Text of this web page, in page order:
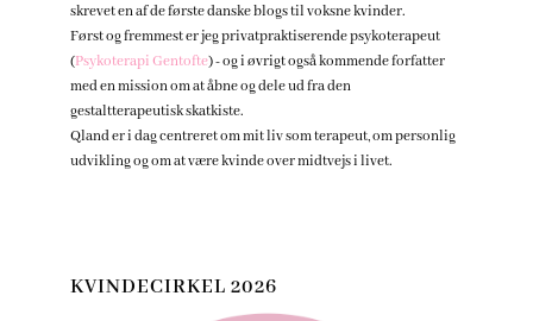
skrevet en af de første danske blogs til voksne kvinder.
Først og fremmest er jeg privatpraktiserende psykoterapeut
(Psykoterapi Gentofte) - og i øvrigt også kommende forfatter
med en mission om at åbne og dele ud fra den
gestaltterapeutisk skatkiste.
Qland er i dag centreret om mit liv som terapeut, om personlig
udvikling og om at være kvinde over midtvejs i livet.
KVINDECIRKEL 2026